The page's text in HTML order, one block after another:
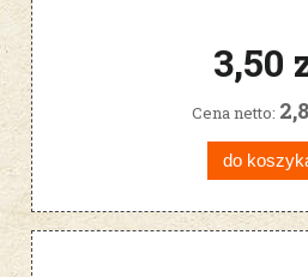
3,50
Cena netto:
do